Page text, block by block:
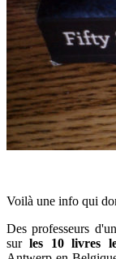
Voilà une info qui
Des professeurs
surles 10 livres